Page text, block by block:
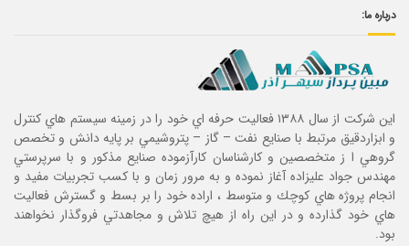
درباره ما:
این شرکت از سال ۱۳۸۸ فعاليت حرفه اي خود را در زمينه سيستم هاي كنترل
و ابزاردقيق مرتبط با صنايع نفت – گاز – پتروشيمي بر پايه دانش و تخصص
گروهي ا ز متخصصين و كارشناسان كارآزموده صنايع مذكور و با سرپرستي
مهندس جواد عليزاده آغاز نموده و به مرور زمان و با كسب تجربيات مفيد و
انجام پروژه هاي كوچك و متوسط ، اراده خود را بر بسط و گسترش فعاليت
هاي خود گذارده و در اين راه از هيچ تلاش و مجاهدتي فروگذار نخواهند
بود.